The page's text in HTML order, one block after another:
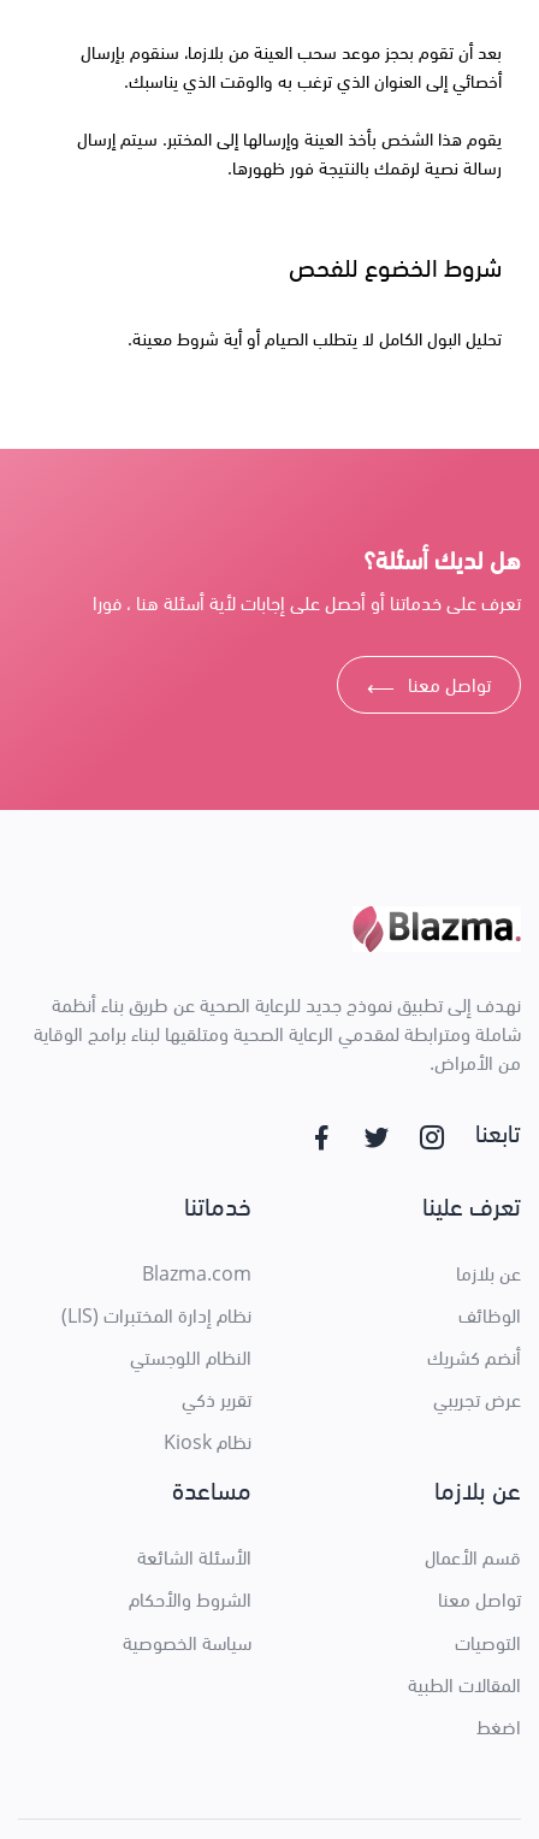
أخصائي إلى العنوان الذي ترغب به والوقت الذي يناسبك.
رسالة نصية لرقمك بالنتيجة فور ظهورها.
شروط الخضوع للفحص
تحليل البول الكامل لا يتطلب الصيام أو أية شروط معينة.
هل لديك أسئلة؟
تعرف على خدماتنا أو أحصل على إجابات لأية أسئلة هنا ، فورا
تواصل معنا ⟶
نهدف إلى تطبيق نموذج جديد للرعاية الصحية عن طريق بناء أنظمة
شاملة ومترابطة لمقدمي الرعاية الصحية ومتلقيها لبناء برامج الوقاية
من الأمراض.
تابعنا
تعرف علينا
عن بلازما
الوظائف
أنضم كشريك
عرض تجريبي
خدماتنا
Blazma.com
نظام إدارة المختبرات (LIS)
النظام اللوجستي
تقرير ذكي
نظام Kiosk
عن بلازما
قسم الأعمال
تواصل معنا
التوصيات
المقالات الطبية
اضغط
مساعدة
الأسئلة الشائعة
الشروط والأحكام
سياسة الخصوصية